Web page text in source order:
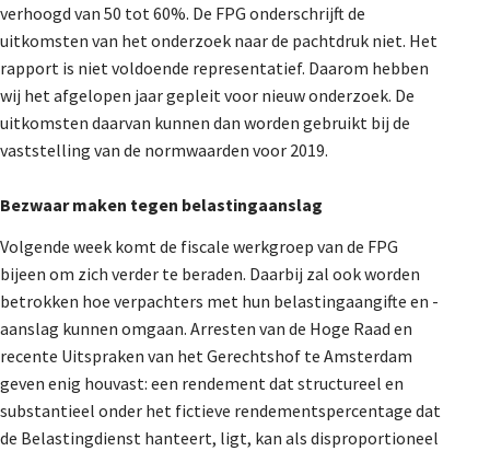
verhoogd van 50 tot 60%. De FPG onderschrijft de
uitkomsten van het onderzoek naar de pachtdruk niet. Het
rapport is niet voldoende representatief. Daarom hebben
wij het afgelopen jaar gepleit voor nieuw onderzoek. De
uitkomsten daarvan kunnen dan worden gebruikt bij de
vaststelling van de normwaarden voor 2019.
Bezwaar maken tegen belastingaanslag
Volgende week komt de fiscale werkgroep van de FPG
bijeen om zich verder te beraden. Daarbij zal ook worden
betrokken hoe verpachters met hun belastingaangifte en -
aanslag kunnen omgaan. Arresten van de Hoge Raad en
recente Uitspraken van het Gerechtshof te Amsterdam
geven enig houvast: een rendement dat structureel en
substantieel onder het fictieve rendementspercentage dat
de Belastingdienst hanteert, ligt, kan als disproportioneel